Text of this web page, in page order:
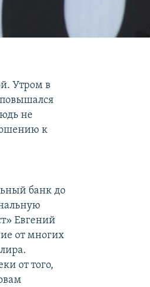
Утром в
не
к
банк до
Евгений
от многих
от того,